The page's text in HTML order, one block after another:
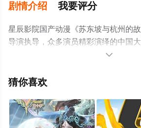
剧情介绍 我要评分
星辰影院国产动漫《苏东坡与杭州的
导演执导，众多演员精彩演绎的中国
情已揭晓（1-52全集），手机免费观
漫、电视猫或剧情网等平台了解。

猜你喜欢